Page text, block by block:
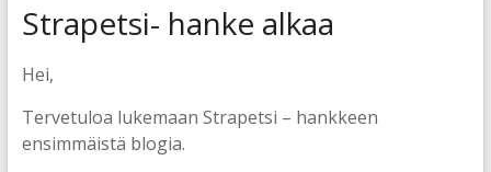
–
av
strategisk
och
Strapetsi- hanke alkaa
Hei,
Tervetuloa lukemaan Strapetsi – hankkeen
ensimmäistä blogia.